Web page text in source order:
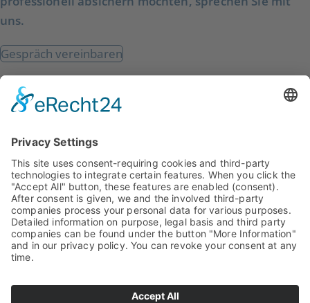
uns.
Gespräch vereinbaren
8ITS GmbH
Verlässliche IT – verständlich erklärt und verantwortungsvoll
betreut. Für Unternehmen, die sich auf funktionierende
Systeme verlassen wollen.
Kontakt
8ITS GmbH